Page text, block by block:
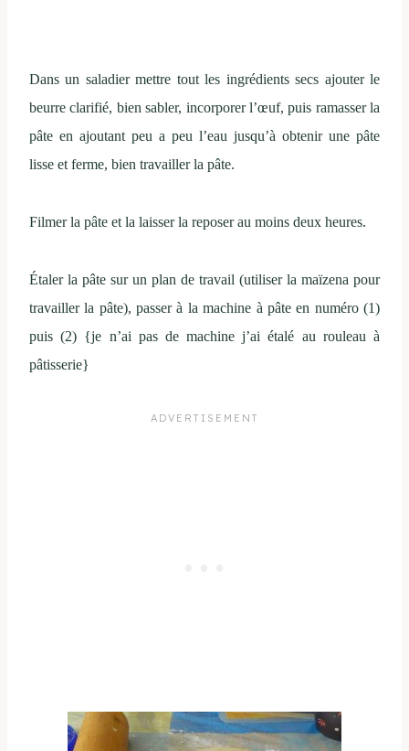
Dans un saladier mettre tout les ingrédients secs ajouter le
beurre clarifié, bien sabler, incorporer l’œuf, puis ramasser la
pâte en ajoutant peu a peu l’eau jusqu’à obtenir une pâte
lisse et ferme, bien travailler la pâte.
Filmer la pâte et la laisser la reposer au moins deux heures.
Étaler la pâte sur un plan de travail (utiliser la maïzena pour
travailler la pâte), passer à la machine à pâte en numéro (1)
puis (2) {je n’ai pas de machine j’ai étalé au rouleau à
pâtisserie}